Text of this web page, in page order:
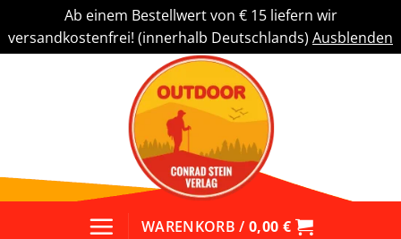
Ab einem Bestellwert von € 15 liefern wir
versandkostenfrei! (innerhalb Deutschlands) Ausblenden
WARENKORB / 0,00 €